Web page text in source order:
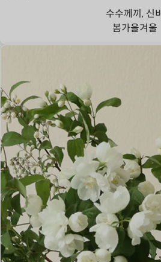
수수께끼, 신비
봄가을겨울